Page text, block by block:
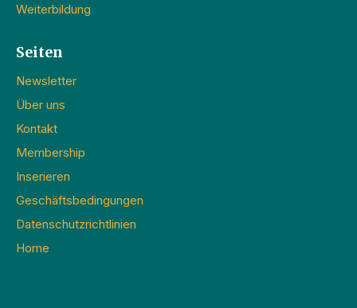
Weiterbildung
Seiten
Newsletter
Über uns
Kontakt
Membership
Inserieren
Geschäftsbedingungen
Datenschutzrichtlinien
Home